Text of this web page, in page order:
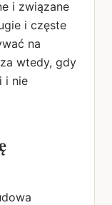
i związane
i częste
na
wtedy, gdy
i nie